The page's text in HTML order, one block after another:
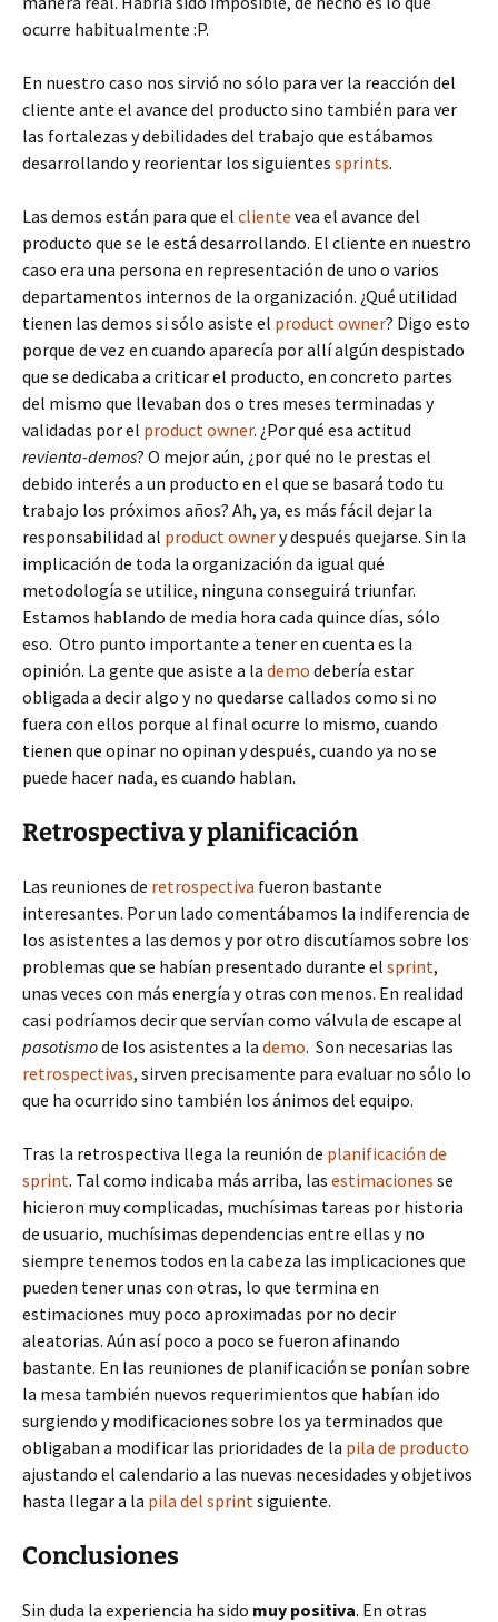
ocurre habitualmente :P.
En nuestro caso nos sirvió no sólo para ver la reacción del
cliente ante el avance del producto sino también para ver
las fortalezas y debilidades del trabajo que estábamos
desarrollando y reorientar los siguientes sprints.
Las demos están para que el cliente vea el avance del
producto que se le está desarrollando. El cliente en nuestro
caso era una persona en representación de uno o varios
departamentos internos de la organización. ¿Qué utilidad
tienen las demos si sólo asiste el product owner? Digo esto
porque de vez en cuando aparecía por allí algún despistado
que se dedicaba a criticar el producto, en concreto partes
del mismo que llevaban dos o tres meses terminadas y
validadas por el product owner. ¿Por qué esa actitud
revienta-demos? O mejor aún, ¿por qué no le prestas el
debido interés a un producto en el que se basará todo tu
trabajo los próximos años? Ah, ya, es más fácil dejar la
responsabilidad al product ownery después quejarse. Sin la
implicación de toda la organización da igual qué
metodología se utilice, ninguna conseguirá triunfar.
Estamos hablando de media hora cada quince días, sólo
eso. Otro punto importante a tener en cuenta es la
opinión. La gente que asiste a la demo debería estar
obligada a decir algo y no quedarse callados como si no
fuera con ellos porque al final ocurre lo mismo, cuando
tienen que opinar no opinan y después, cuando ya no se
puede hacer nada, es cuando hablan.
Retrospectiva y planificación
Las reuniones de retrospectiva fueron bastante
interesantes. Por un lado comentábamos la indiferencia de
los asistentes a las demos y por otro discutíamos sobre los
problemas que se habían presentado durante el sprint,
unas veces con más energía y otras con menos. En realidad
casi podríamos decir que servían como válvula de escape al
pasotismode los asistentes a la demo. Son necesarias las
retrospectivas, sirven precisamente para evaluar no sólo lo
que ha ocurrido sino también los ánimos del equipo.
Tras la retrospectiva llega la reunión de planificación de
sprint. Tal como indicaba más arriba, las estimaciones se
hicieron muy complicadas, muchísimas tareas por historia
de usuario, muchísimas dependencias entre ellas y no
siempre tenemos todos en la cabeza las implicaciones que
pueden tener unas con otras, lo que termina en
estimaciones muy poco aproximadas por no decir
aleatorias. Aún así poco a poco se fueron afinando
bastante. En las reuniones de planificación se ponían sobre
la mesa también nuevos requerimientos que habían ido
surgiendo y modificaciones sobre los ya terminados que
obligaban a modificar las prioridades de la pila de producto
ajustando el calendario a las nuevas necesidades y objetivos
hasta llegar a la pila del sprintsiguiente.
Conclusiones
Sin duda la experiencia ha sido muy positiva. En otras